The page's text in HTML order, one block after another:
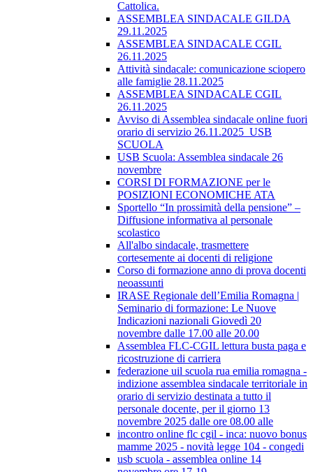
Cattolica.
ASSEMBLEA SINDACALE GILDA
29.11.2025
ASSEMBLEA SINDACALE CGIL
26.11.2025
Attività sindacale: comunicazione sciopero
alle famiglie 28.11.2025
ASSEMBLEA SINDACALE CGIL
26.11.2025
Avviso di Assemblea sindacale online fuori
orario di servizio 26.11.2025_USB
SCUOLA
USB Scuola: Assemblea sindacale 26
novembre
CORSI DI FORMAZIONE per le
POSIZIONI ECONOMICHE ATA
Sportello “In prossimità della pensione” –
Diffusione informativa al personale
scolastico
All'albo sindacale, trasmettere
cortesemente ai docenti di religione
Corso di formazione anno di prova docenti
neoassunti
IRASE Regionale dell’Emilia Romagna |
Seminario di formazione: Le Nuove
Indicazioni nazionali Giovedì 20
novembre dalle 17.00 alle 20.00
Assemblea FLC-CGIL lettura busta paga e
ricostruzione di carriera
federazione uil scuola rua emilia romagna -
indizione assemblea sindacale territoriale in
orario di servizio destinata a tutto il
personale docente, per il giorno 13
novembre 2025 dalle ore 08.00 alle
incontro online flc cgil - inca: nuovo bonus
mamme 2025 - novità legge 104 - congedi
usb scuola - assemblea online 14